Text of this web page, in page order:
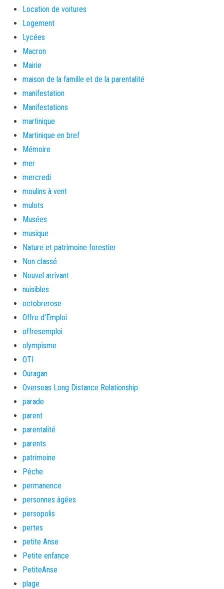
Location de voitures
Logement
Lycées
Macron
Mairie
maison de la famille et de la parentalité
manifestation
Manifestations
martinique
Martinique en bref
Mémoire
mer
mercredi
moulins à vent
mulots
Musées
musique
Nature et patrimoine forestier
Non classé
Nouvel arrivant
nuisibles
octobrerose
Offre d'Emploi
offresemploi
olympisme
OTI
Ouragan
Overseas Long Distance Relationship
parade
parent
parentalité
parents
patrimoine
Pêche
permanence
personnes âgées
persopolis
pertes
petite Anse
Petite enfance
PetiteAnse
plage